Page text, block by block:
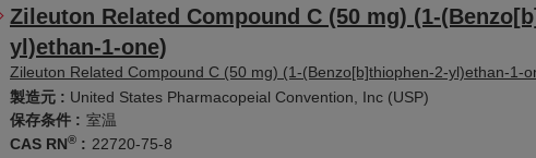
Zileuton Related Compound C (50 mg) (1-
yl)ethan-1-one)
Zileuton Related Compound C (50 mg) (1-(Benzo[b]thiophen-2-yl)ethan-1-
製造元 : United States Pharmacopeial Convention, Inc (USP)
保存条件 : 室温
CAS RN® : 22720-75-8